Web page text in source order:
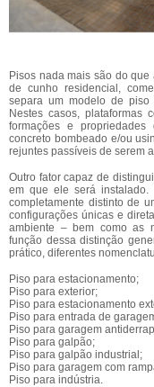
Pisos nada mais são do
de cunho residencial,
separa um modelo de piso
Nestes casos, plataformas
formações e
concreto bombeado e/ou
rejuntes passíveis de serem
Outro fator capaz de
em que ele será instalado.
completamente distinto de
configurações únicas e
ambiente – bem como as
função dessa distinção
prático, diferentes
Piso para estacionamento;
Piso para exterior;
Piso para estacionamento
Piso para entrada de
Piso para garagem
Piso para galpão;
Piso para galpão industrial;
Piso para garagem com
Piso para indústria.